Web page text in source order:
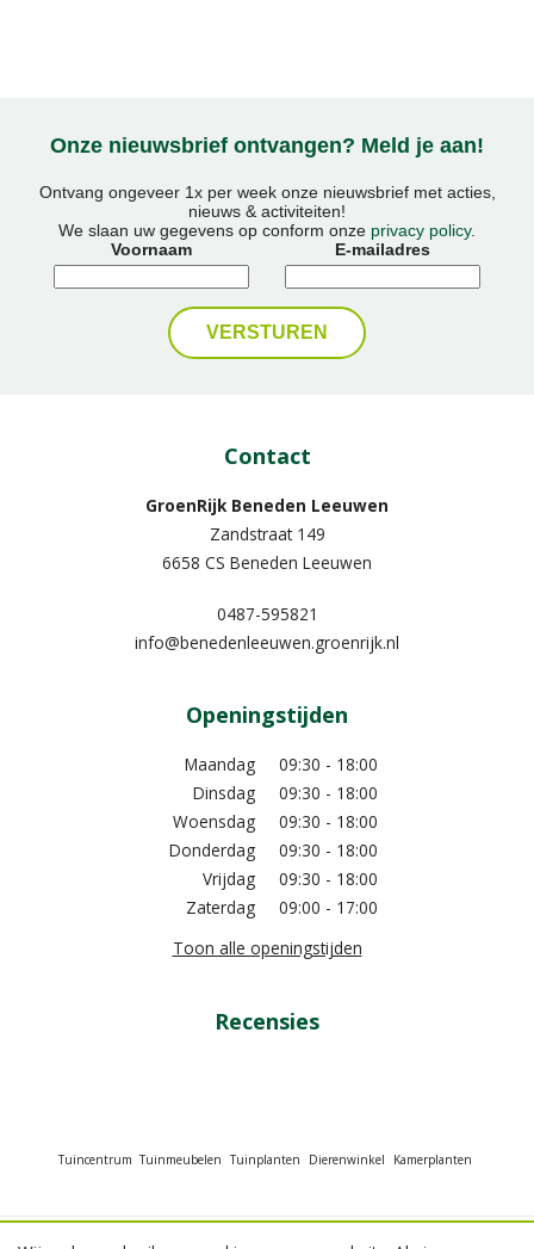
Onze nieuwsbrief ontvangen? Meld je aan!
Ontvang ongeveer 1x per week onze nieuwsbrief met acties,
nieuws & activiteiten!
We slaan uw gegevens op conform onze privacy policy.
Voornaam
E-mailadres
Contact
GroenRijk Beneden Leeuwen​
Zandstraat 149
6658 CS Beneden Leeuwen
0487-595821
info@benedenleeuwen.groenrijk.nl
Openingstijden
Maandag
09:30 - 18:00
Dinsdag
09:30 - 18:00
Woensdag
09:30 - 18:00
Donderdag
09:30 - 18:00
Vrijdag
09:30 - 18:00
Zaterdag
09:00 - 17:00
Toon alle openingstijden
Recensies
Tuincentrum Tuinmeubelen Tuinplanten Dierenwinkel Kamerplanten